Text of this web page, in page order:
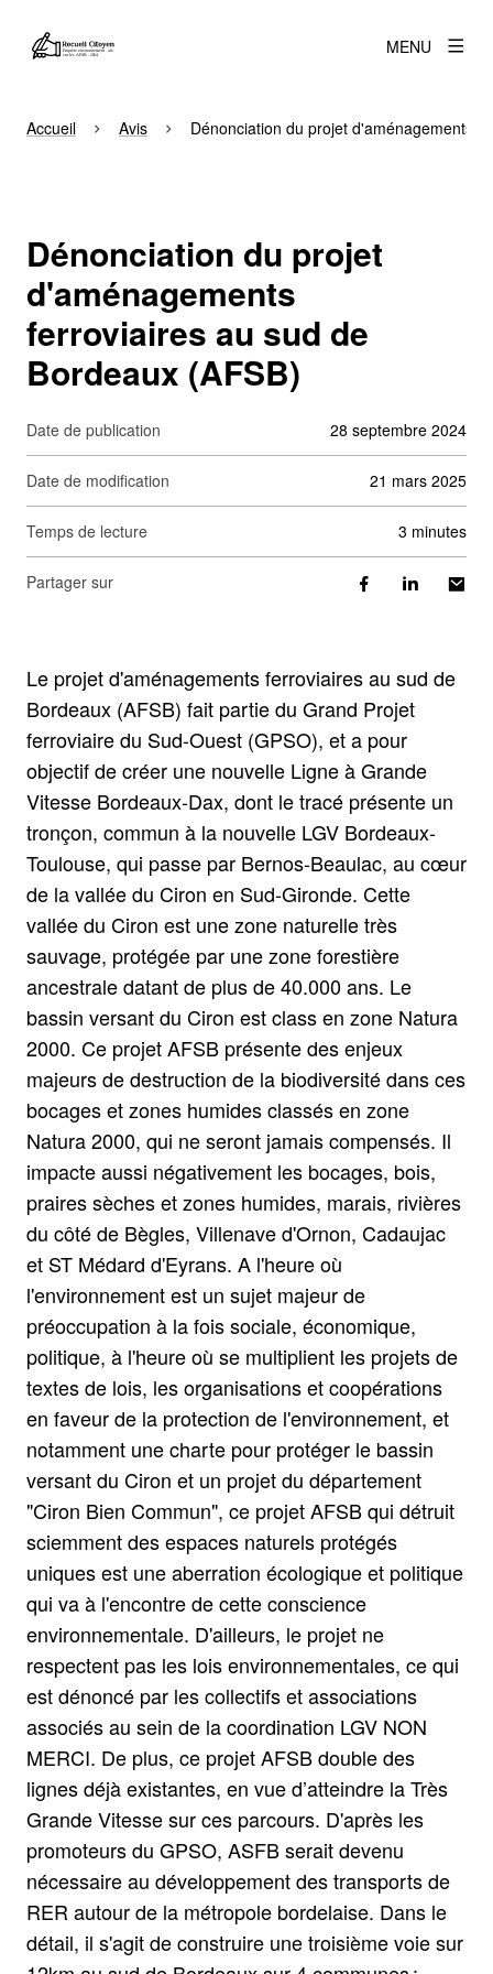
MENU
Accueil Avis Dénonciation du projet d'aménagements
Dénonciation du projet
d'aménagements
ferroviaires au sud de
Bordeaux (AFSB)
Date de publication 28 septembre 2024
Date de modification 21 mars 2025
Temps de lecture 3 minutes
Partager sur
Le projet d'aménagements ferroviaires au sud de
Bordeaux (AFSB) fait partie du Grand Projet
ferroviaire du Sud-Ouest (GPSO), et a pour
objectif de créer une nouvelle Ligne à Grande
Vitesse Bordeaux-Dax, dont le tracé présente un
tronçon, commun à la nouvelle LGV Bordeaux-
Toulouse, qui passe par Bernos-Beaulac, au cœur
de la vallée du Ciron en Sud-Gironde. Cette
vallée du Ciron est une zone naturelle très
sauvage, protégée par une zone forestière
ancestrale datant de plus de 40.000 ans. Le
bassin versant du Ciron est class en zone Natura
2000. Ce projet AFSB présente des enjeux
majeurs de destruction de la biodiversité dans ces
bocages et zones humides classés en zone
Natura 2000, qui ne seront jamais compensés. Il
impacte aussi négativement les bocages, bois,
praires sèches et zones humides, marais, rivières
du côté de Bègles, Villenave d'Ornon, Cadaujac
et ST Médard d'Eyrans. A l'heure où
l'environnement est un sujet majeur de
préoccupation à la fois sociale, économique,
politique, à l'heure où se multiplient les projets de
textes de lois, les organisations et coopérations
en faveur de la protection de l'environnement, et
notamment une charte pour protéger le bassin
versant du Ciron et un projet du département
"Ciron Bien Commun", ce projet AFSB qui détruit
sciemment des espaces naturels protégés
uniques est une aberration écologique et politique
qui va à l'encontre de cette conscience
environnementale. D'ailleurs, le projet ne
respectent pas les lois environnementales, ce qui
est dénoncé par les collectifs et associations
associés au sein de la coordination LGV NON
MERCI. De plus, ce projet AFSB double des
lignes déjà existantes, en vue d’atteindre la Très
Grande Vitesse sur ces parcours. D'après les
promoteurs du GPSO, ASFB serait devenu
nécessaire au développement des transports de
RER autour de la métropole bordelaise. Dans le
détail, il s'agit de construire une troisième voie sur